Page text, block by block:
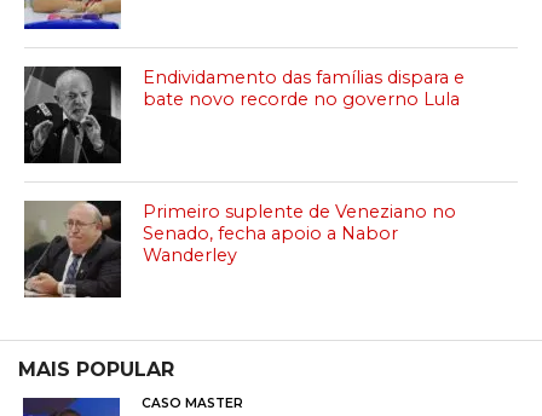
Endividamento das famílias dispara e
bate novo recorde no governo Lula
Primeiro suplente de Veneziano no
Senado, fecha apoio a Nabor
Wanderley
MAIS POPULAR
CASO MASTER